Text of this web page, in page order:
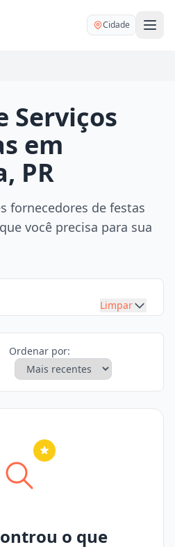
Cidade
Serviços
em
PR
fornecedores de festas
você precisa para sua
Limpar
Ordenar por:
o que